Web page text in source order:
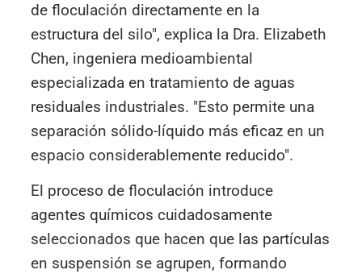
de floculación directamente en la
estructura del silo", explica la Dra. Elizabeth
Chen, ingeniera medioambiental
especializada en tratamiento de aguas
residuales industriales. "Esto permite una
separación sólido-líquido más eficaz en un
espacio considerablemente reducido".
El proceso de floculación introduce
agentes químicos cuidadosamente
seleccionados que hacen que las partículas
en suspensión se agrupen, formando